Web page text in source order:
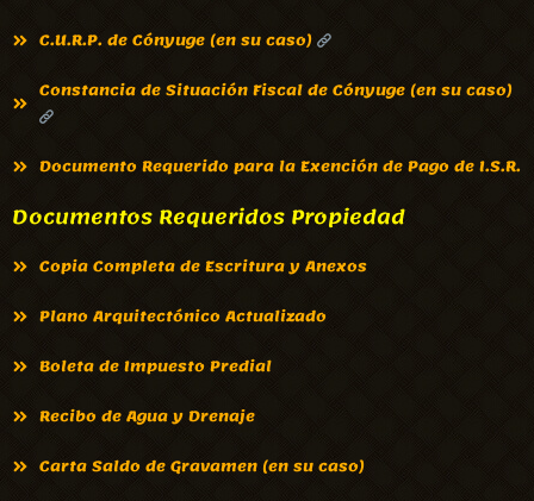
C.U.R.P. de Cónyuge (en su caso)
Constancia de Situación Fiscal de Cónyuge (en su caso)
Documento Requerido para la Exención de Pago de I.S.R.
Documentos Requeridos Propiedad
Copia Completa de Escritura y Anexos
Plano Arquitectónico Actualizado
Boleta de Impuesto Predial
Recibo de Agua y Drenaje
Carta Saldo de Gravamen (en su caso)